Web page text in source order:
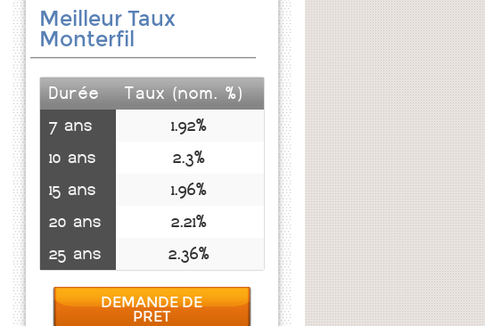
Meilleur Taux
Monterfil
Durée
Taux (nom. %)
7 ans
1.92%
10 ans
2.3%
15 ans
1.96%
20 ans
2.21%
25 ans
2.36%
DEMANDE DE
PRET